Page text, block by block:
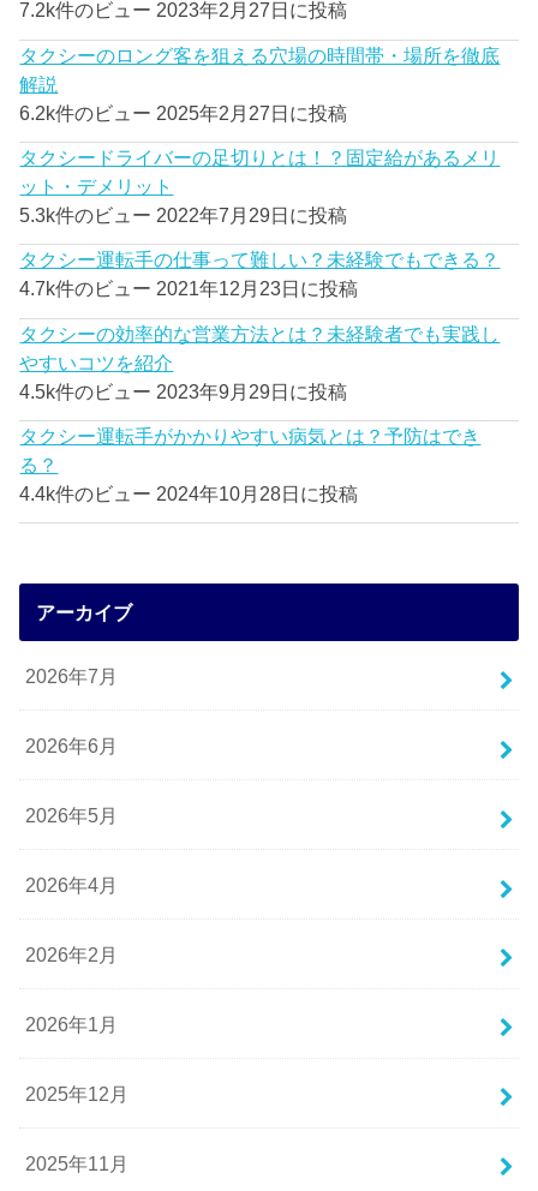
7.2k件のビュー 2023年2月27日に投稿
タクシーのロング客を狙える穴場の時間帯・場所を徹底
解説
6.2k件のビュー 2025年2月27日に投稿
タクシードライバーの足切りとは！？固定給があるメリ
ット・デメリット
5.3k件のビュー 2022年7月29日に投稿
タクシー運転手の仕事って難しい？未経験でもできる？
4.7k件のビュー 2021年12月23日に投稿
タクシーの効率的な営業方法とは？未経験者でも実践し
やすいコツを紹介
4.5k件のビュー 2023年9月29日に投稿
タクシー運転手がかかりやすい病気とは？予防はでき
る？
4.4k件のビュー 2024年10月28日に投稿
アーカイブ
2026年7月
2026年6月
2026年5月
2026年4月
2026年2月
2026年1月
2025年12月
2025年11月